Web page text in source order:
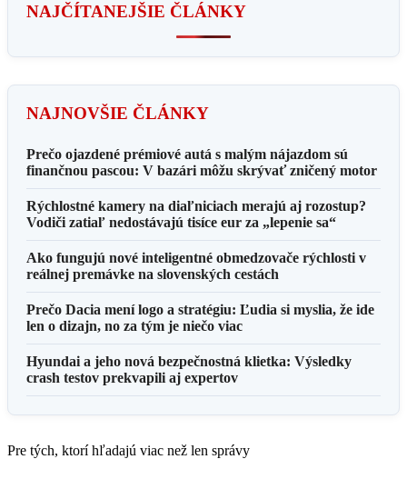
NAJČÍTANEJŠIE ČLÁNKY
NAJNOVŠIE ČLÁNKY
Prečo ojazdené prémiové autá s malým nájazdom sú
finančnou pascou: V bazári môžu skrývať zničený motor
Rýchlostné kamery na diaľniciach merajú aj rozostup?
Vodiči zatiaľ nedostávajú tisíce eur za „lepenie sa“
Ako fungujú nové inteligentné obmedzovače rýchlosti v
reálnej premávke na slovenských cestách
Prečo Dacia mení logo a stratégiu: Ľudia si myslia, že ide
len o dizajn, no za tým je niečo viac
Hyundai a jeho nová bezpečnostná klietka: Výsledky
crash testov prekvapili aj expertov
Pre tých, ktorí hľadajú viac než len správy